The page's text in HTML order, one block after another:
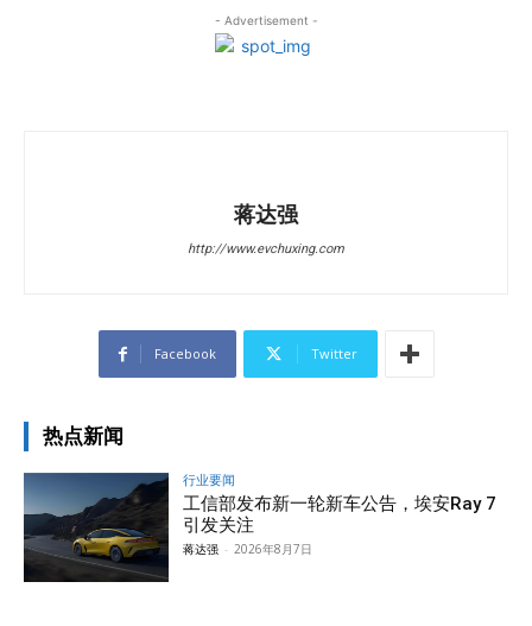
- Advertisement -
蒋达强
http://www.evchuxing.com
Facebook Twitter
热点新闻
行业要闻
工信部发布新一轮新车公告，埃安Ray 7
引发关注
蒋达强 - 2026年8月7日